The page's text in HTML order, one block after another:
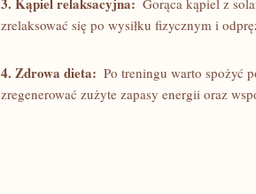
Gorąca⁢ kąpiel z
⁣zrelaksować ⁤się po wysiłku fizycznym i
4. Zdrowa dieta:
Po treningu warto spożyć
zregenerować⁢ zużyte zapasy ‌energii ⁢oraz